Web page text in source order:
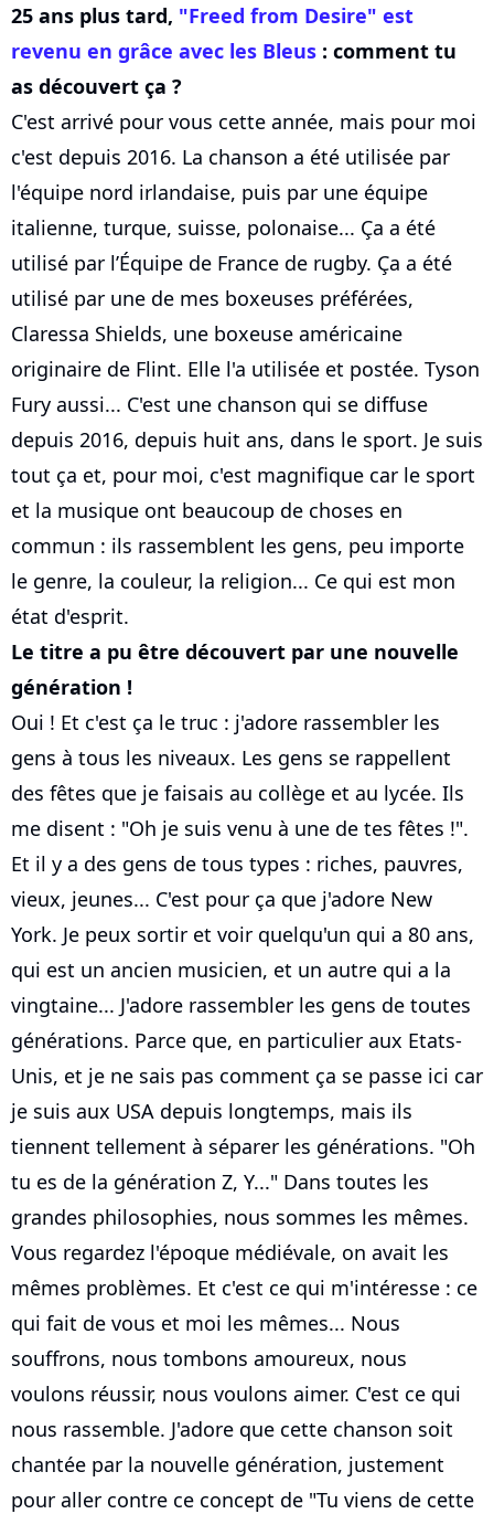
25 ans plus tard, "Freed from Desire" est
revenu en grâce avec les Bleus : comment tu
as découvert ça ?
C'est arrivé pour vous cette année, mais pour moi
c'est depuis 2016. La chanson a été utilisée par
l'équipe nord irlandaise, puis par une équipe
italienne, turque, suisse, polonaise... Ça a été
utilisé par l’Équipe de France de rugby. Ça a été
utilisé par une de mes boxeuses préférées,
Claressa Shields, une boxeuse américaine
originaire de Flint. Elle l'a utilisée et postée. Tyson
Fury aussi... C'est une chanson qui se diffuse
depuis 2016, depuis huit ans, dans le sport. Je suis
tout ça et, pour moi, c'est magnifique car le sport
et la musique ont beaucoup de choses en
commun : ils rassemblent les gens, peu importe
le genre, la couleur, la religion... Ce qui est mon
état d'esprit.
Le titre a pu être découvert par une nouvelle
génération !
Oui ! Et c'est ça le truc : j'adore rassembler les
gens à tous les niveaux. Les gens se rappellent
des fêtes que je faisais au collège et au lycée. Ils
me disent : "Oh je suis venu à une de tes fêtes !".
Et il y a des gens de tous types : riches, pauvres,
vieux, jeunes... C'est pour ça que j'adore New
York. Je peux sortir et voir quelqu'un qui a 80 ans,
qui est un ancien musicien, et un autre qui a la
vingtaine... J'adore rassembler les gens de toutes
générations. Parce que, en particulier aux Etats-
Unis, et je ne sais pas comment ça se passe ici car
je suis aux USA depuis longtemps, mais ils
tiennent tellement à séparer les générations. "Oh
tu es de la génération Z, Y..." Dans toutes les
grandes philosophies, nous sommes les mêmes.
Vous regardez l'époque médiévale, on avait les
mêmes problèmes. Et c'est ce qui m'intéresse : ce
qui fait de vous et moi les mêmes... Nous
souffrons, nous tombons amoureux, nous
voulons réussir, nous voulons aimer. C'est ce qui
nous rassemble. J'adore que cette chanson soit
chantée par la nouvelle génération, justement
pour aller contre ce concept de "Tu viens de cette